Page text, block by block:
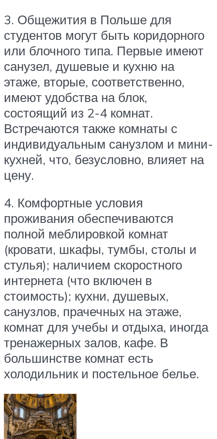
3. Общежития в Польше для
студентов могут быть коридорного
или блочного типа. Первые имеют
санузел, душевые и кухню на
этаже, вторые, соответственно,
имеют удобства на блок,
состоящий из 2-4 комнат.
Встречаются также комнаты с
индивидуальным санузлом и мини-
кухней, что, безусловно, влияет на
цену.
4. Комфортные условия
проживания обеспечиваются
полной меблировкой комнат
(кровати, шкафы, тумбы, столы и
стулья); наличием скоростного
интернета (что включен в
стоимость); кухни, душевых,
санузлов, прачечных на этаже,
комнат для учебы и отдыха, иногда
тренажерных залов, кафе. В
большинстве комнат есть
холодильник и постельное белье.